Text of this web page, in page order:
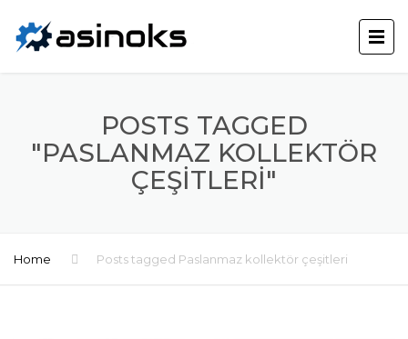
POSTS TAGGED
"PASLANMAZ KOLLEKTÖR
ÇEŞITLERI"
Home Posts tagged Paslanmaz kollektör çeşitleri